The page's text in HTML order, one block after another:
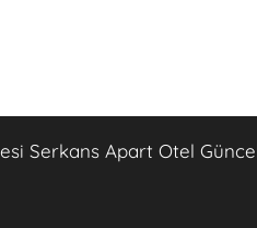
Serkans Apart Otel